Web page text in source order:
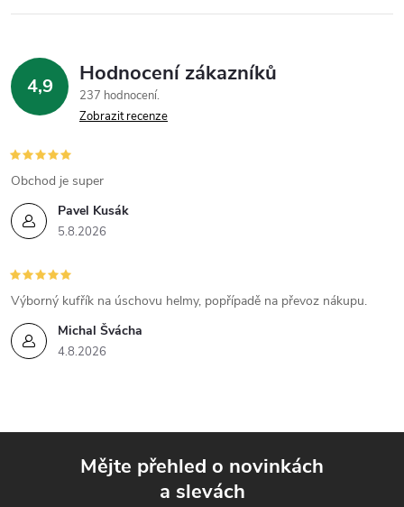
ý
p
i
u
4,9 Hodnocení zákazníků
237 hodnocení
Zobrazit recenze
Pavel Kusák
5.8.2026
Obchod je super
Michal Švácha
4.8.2026
Výborný kufřík na úschovu helmy, popřípadě na převoz nákupu.
Mějte přehled o novinkách
a slevách